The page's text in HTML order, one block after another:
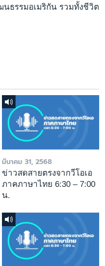
ธรรมอเมริกัน รวมทั้งชีวิต
มีนาคม 31, 2568
ข่าวสดสายตรงจากวีโอเอ
ภาคภาษาไทย 6:30 – 7:00
น.